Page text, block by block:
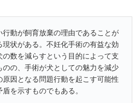
行動が飼育放棄の理由であることが
現状がある。不妊化手術の有益な効
の数を減らすという目的によって支
のの、手術が犬としての魅力を減少
原因となる問題行動を起こす可能性
を示すものでもある。